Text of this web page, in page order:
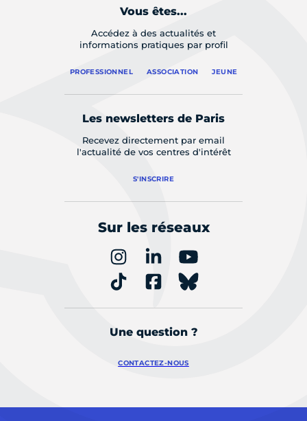
Vous êtes...
Accédez à des actualités et
informations pratiques par profil
PROFESSIONNEL ASSOCIATION JEUNE
Les newsletters de Paris
Recevez directement par email
l'actualité de vos centres d'intérêt
S'INSCRIRE
Sur les réseaux
Une question ?
CONTACTEZ-NOUS